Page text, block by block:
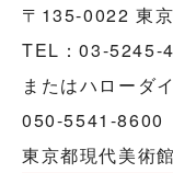
〒135-0022 東
TEL：03-5245-
またはハローダ
050-5541-8600
東京都現代美術